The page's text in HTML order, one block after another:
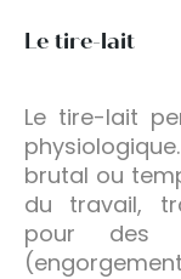
Le tire-lait
Le tire-lait
brutal ou
du travail,
pour des